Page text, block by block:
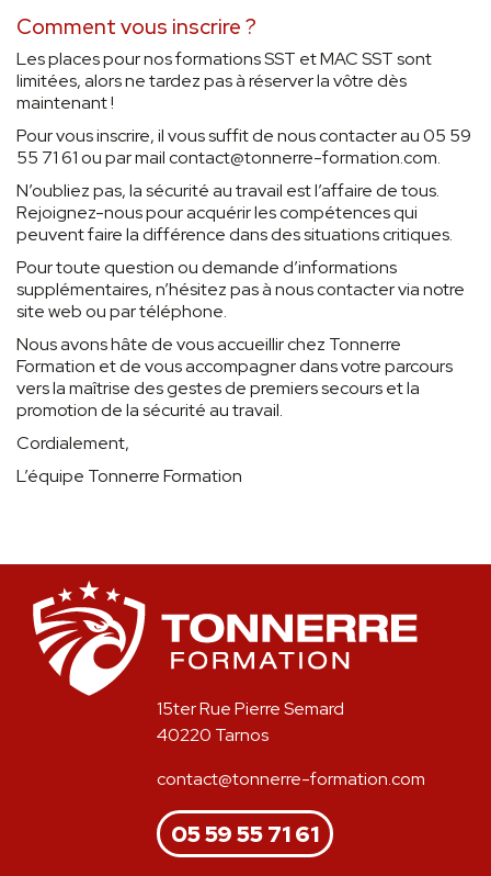
Comment vous inscrire ?
Les places pour nos formations SST et MAC SST sont
limitées, alors ne tardez pas à réserver la vôtre dès
maintenant !
Pour vous inscrire, il vous suffit de nous contacter au 05 59
55 71 61 ou par mail contact@tonnerre-formation.com.
N’oubliez pas, la sécurité au travail est l’affaire de tous.
Rejoignez-nous pour acquérir les compétences qui
peuvent faire la différence dans des situations critiques.
Pour toute question ou demande d’informations
supplémentaires, n’hésitez pas à nous contacter via notre
site web ou par téléphone.
Nous avons hâte de vous accueillir chez Tonnerre
Formation et de vous accompagner dans votre parcours
vers la maîtrise des gestes de premiers secours et la
promotion de la sécurité au travail.
Cordialement,
L’équipe Tonnerre Formation
15ter Rue Pierre Semard
40220 Tarnos
contact@tonnerre-formation.com
05 59 55 71 61